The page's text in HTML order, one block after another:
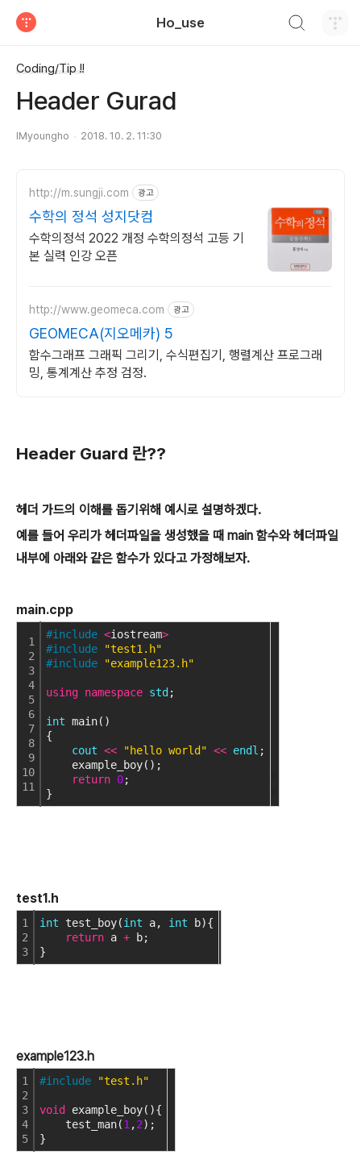
Ho_use
Coding/Tip !!
Header Gurad
IMyoungho 2018. 10. 2. 11:30
http://m.sungji.com 광고
수학의 정석 성지닷컴
수학의정석 2022 개정 수학의정석 고등 기
본 실력 인강 오픈
http://www.geomeca.com 광고
GEOMECA(지오메카) 5
함수그래프 그래픽 그리기, 수식편집기, 행렬계산 프로그래
밍, 통계계산 추정 검정.
Header Guard 란??
헤더 가드의 이해를 돕기위해 예시로 설명하겠다.
예를 들어 우리가 헤더파일을 생성했을 때 main 함수와 헤더파일
내부에 아래와 같은 함수가 있다고 가정해보자.
main.cpp
1
2
3
4
5
6
7
8
9
10
11
#include <iostream>
#include
"test1.h"
#include
"example123.h"
using namespace std ;
int main()
{
cout << "hello world" << endl ;
    example_boy();
return 0;
}
test1.h
1
2
3
int test_boy(int a, int b){
return a + b;
}
example123.h
1
2
3
4
5
#include "test.h"
void
example_boy(){
test_man(1 ,2);
}